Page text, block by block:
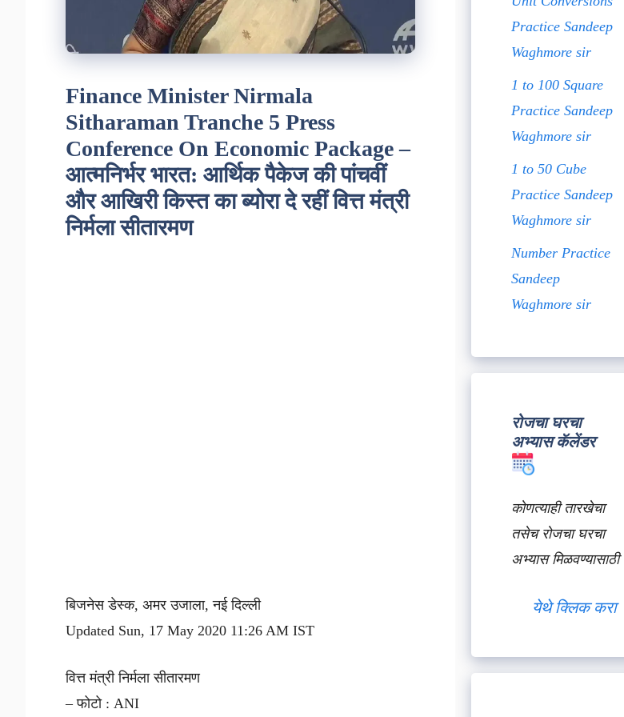
Finance Minister Nirmala
Sitharaman Tranche 5 Press
Conference On Economic Package –
आत्मनिर्भर भारत: आर्थिक पैकेज की पांचवीं
और आखिरी किस्त का ब्योरा दे रहीं वित्त मंत्री
निर्मला सीतारमण
बिजनेस डेस्क, अमर उजाला, नई दिल्ली
Updated Sun, 17 May 2020 11:26 AM IST
वित्त मंत्री निर्मला सीतारमण
– फोटो : ANI
Practice Sandeep
Waghmore sir
1 to 100 Square
Practice Sandeep
Waghmore sir
1 to 50 Cube
Practice Sandeep
Waghmore sir
Number Practice
Sandeep
Waghmore sir
रोजचा घरचा
अभ्यास कॅलेंडर
कोणत्याही तारखेचा
तसेच रोजचा घरचा
अभ्यास मिळवण्यासाठी
येथे क्लिक करा